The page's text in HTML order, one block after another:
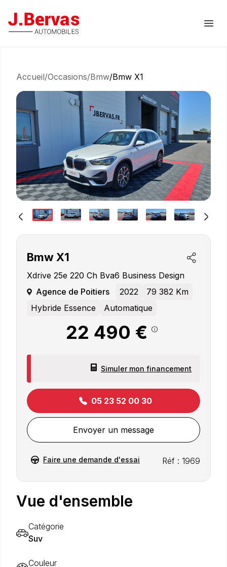
J.Bervas
Accueil/Occasions/Bmw/Bmw X1
Bmw X1
Xdrive 25e 220 Ch Bva6 Business Design
Agence de Poitiers
2022
79 382 Km
Hybride Essence
Automatique
22 490 €
Simuler mon financement
05 23 52 00 30
Envoyer un message
Faire une demande d'essai Réf : 1969
Vue d'ensemble
Catégorie
Suv
Couleur